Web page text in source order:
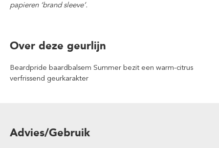
papieren ‘brand sleeve’.
Over deze geurlijn
Beardpride baardbalsem Summer bezit een warm-citrus
verfrissend geurkarakter
Advies/Gebruik